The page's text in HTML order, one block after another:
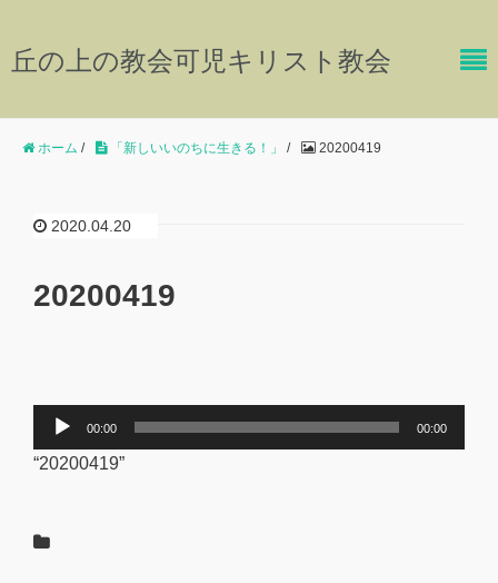
丘の上の教会可児キリスト教会
ホーム / 「新しいいのちに生きる！」 / 20200419
2020.04.20
20200419
声
プ
00:00 00:00
“20200419”